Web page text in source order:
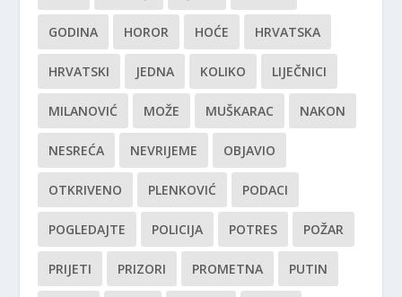
GODINA HOROR HOĆE HRVATSKA
HRVATSKI JEDNA KOLIKO LIJEČNICI
MILANOVIĆ MOŽE MUŠKARAC NAKON
NESREĆA NEVRIJEME OBJAVIO
OTKRIVENO PLENKOVIĆ PODACI
POGLEDAJTE POLICIJA POTRES POŽAR
PRIJETI PRIZORI PROMETNA PUTIN